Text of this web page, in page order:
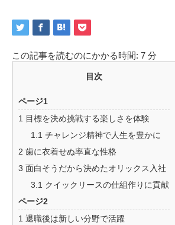
この記事を読むのにかかる時間: 7 分
目次
ページ1
1 目標を決め挑戦する楽しさを体験
1.1 チャレンジ精神で人生を豊かに
2 歯に衣着せぬ率直な性格
3 面白そうだから決めたオリックス入社
3.1 クイックリースの仕組作りに貢献
ページ2
1 退職後は新しい分野で活躍